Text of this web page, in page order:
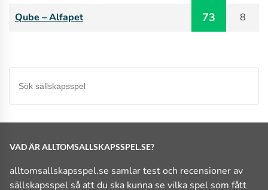
Qube – Alfapet 73 8
VAD ÄR ALLTOMSALLSKAPSSPEL.SE?
alltomsallskapsspel.se samlar test och recensioner av
sällskapsspel så att du ska kunna se vilka spel som fått